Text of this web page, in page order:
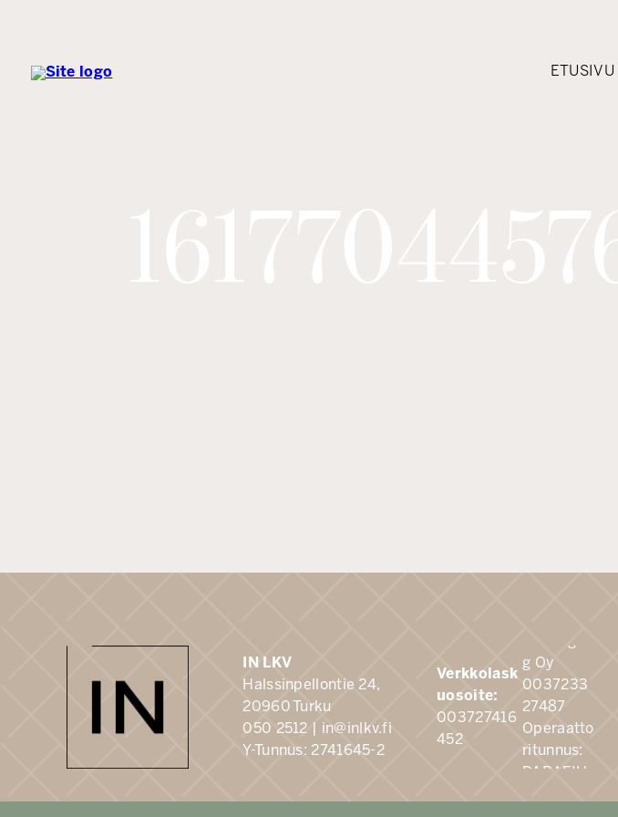
ETUSIVU
IN LKV
Halssinpellontie 24,
20960 Turku
050 2512 | in@inlkv.fi
Y-Tunnus: 2741645-2
Verkkolask
uosoite:
003727416
452
g Oy
0037233
27487
Operaatto
ritunnus:
DABAFIH